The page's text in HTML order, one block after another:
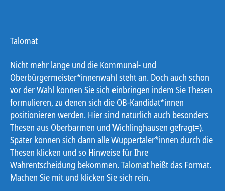
Talomat
Nicht mehr lange und die Kommunal- und
Oberbürgermeister*innenwahl steht an. Doch auch schon
vor der Wahl können Sie sich einbringen indem Sie Thesen
formulieren, zu denen sich die OB-Kandidat*innen
positionieren werden. Hier sind natürlich auch besonders
Thesen aus Oberbarmen und Wichlinghausen gefragt=).
Später können sich dann alle Wuppertaler*innen durch die
Thesen klicken und so Hinweise für Ihre
Wahrentscheidung bekommen. Talomat heißt das Format.
Machen Sie mit und klicken Sie sich rein.